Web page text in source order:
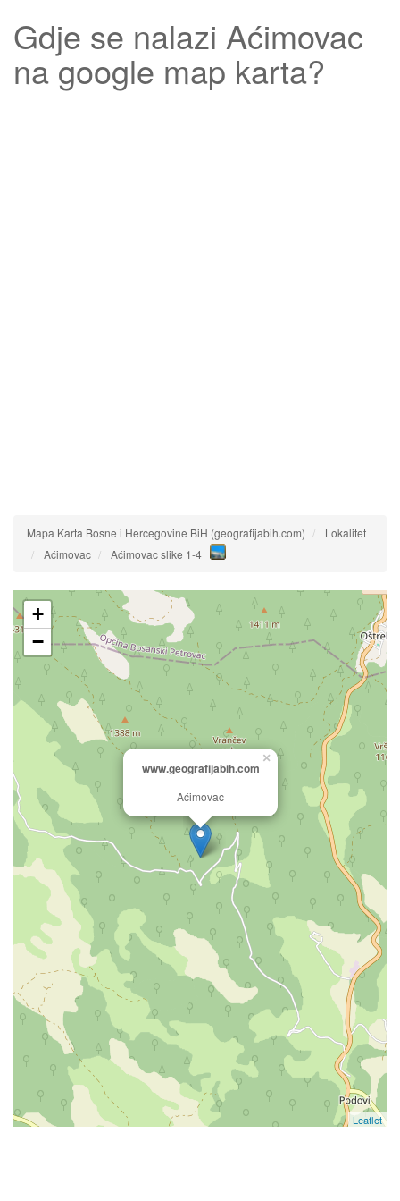
Gdje se nalazi Aćimovac
na google map karta?
Mapa Karta Bosne i Hercegovine BiH (geografijabih.com)
Lokalitet
Aćimovac
Aćimovac slike 1-4
www.geografijabih.com
Aćimovac
×
+
−
Leaflet